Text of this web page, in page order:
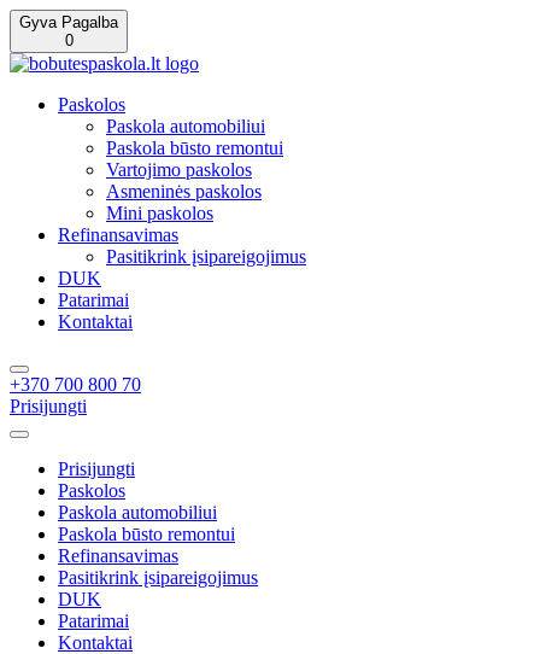
Gyva Pagalba
0
Paskolos
Paskola automobiliui
Paskola būsto remontui
Vartojimo paskolos
Asmeninės paskolos
Mini paskolos
Refinansavimas
Pasitikrink įsipareigojimus
DUK
Patarimai
Kontaktai
+370 700 800 70
Prisijungti
Prisijungti
Paskolos
Paskola automobiliui
Paskola būsto remontui
Refinansavimas
Pasitikrink įsipareigojimus
DUK
Patarimai
Kontaktai